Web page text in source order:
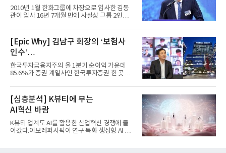
입사 16년 만에 수석부회장 … 경영승
계 ‘초읽기’
2010년 1월 한화그룹에 차장으로 입사한 김동
관이 입사 16년 7개월 만에 사실상 그룹 2인자
[Epic Why] 김남구 회장의 ‘보험사
인수’
발걸음이 신중해진 배경은?
한국투자금융지주의 올 1분기 순이익 가운데
85.6%가 증권 계열사인 한국투자증권 한 곳에
[심층분석] K뷰티에 부는
AI혁신 바람
K뷰티 업계도 AI를 활용한 산업혁신 경쟁에 들
어갔다.아모레퍼시픽이 연구 특화 생성형 AI 플